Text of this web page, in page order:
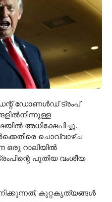
ഡോണള്‍ഡ് ട്രംപ്
അധിക്ഷേപിച്ചു.
ചൊവ്വാഴ്ച
ഒരു റാലിയില്‍
പുതിയ വംശീയ
കുറ്റകൃത്യങ്ങള്‍